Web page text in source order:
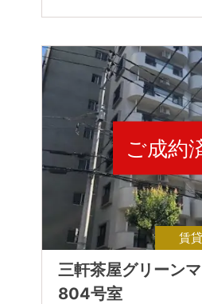
ご成約
賃貸
三軒茶屋グリーン
804号室